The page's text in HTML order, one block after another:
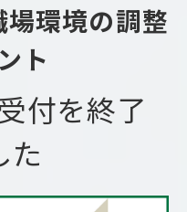
環境の調整
ト
付を終了
た